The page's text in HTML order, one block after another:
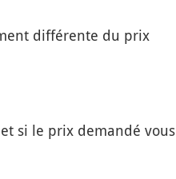
différente du prix
si le prix demandé vous